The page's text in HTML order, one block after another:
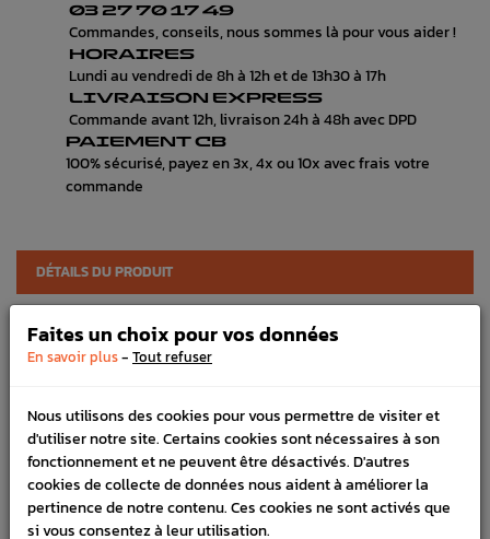
03 27 70 17 49
Commandes, conseils, nous sommes là pour vous aider !
HORAIRES
Lundi au vendredi de 8h à 12h et de 13h30 à 17h
LIVRAISON EXPRESS
Commande avant 12h, livraison 24h à 48h avec DPD
PAIEMENT CB
100% sécurisé, payez en 3x, 4x ou 10x avec frais votre
commande
DÉTAILS DU PRODUIT
VÉHICULES COMPATIBLE
Référence :
En stock :21
FICHE TECHNIQUE
Chassis
Anti-roulis & Links
Faites un choix pour vos données
En savoir plus- Tout refuser
Nous utilisons des cookies pour vous permettre de visiter et
d'utiliser notre site. Certains cookies sont nécessaires à son
fonctionnement et ne peuvent être désactivés. D'autres
cookies de collecte de données nous aident à améliorer la
pertinence de notre contenu. Ces cookies ne sont activés que
si vous consentez à leur utilisation.